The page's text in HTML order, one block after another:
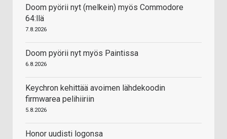
Doom pyörii nyt (melkein) myös Commodore
64:llä
7.8.2026
Doom pyörii nyt myös Paintissa
6.8.2026
Keychron kehittää avoimen lähdekoodin
firmwarea pelihiiriin
5.8.2026
Honor uudisti logonsa